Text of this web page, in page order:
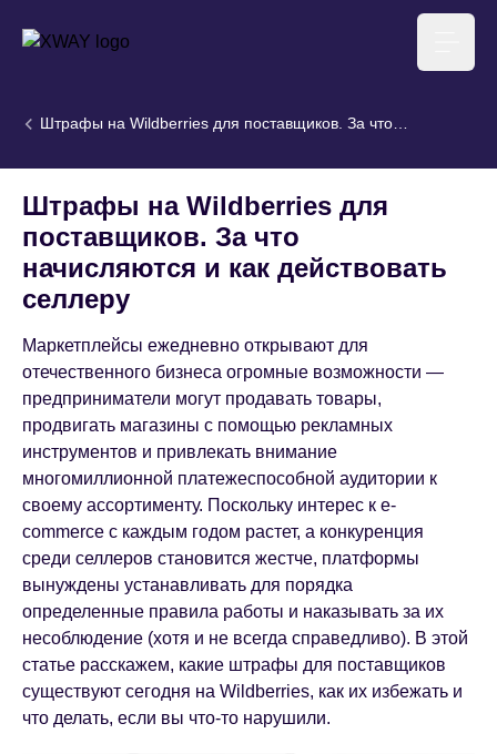
XWAY агентство
Штрафы на Wildberries для поставщиков. За что
Штрафы на Wildberries для
поставщиков. За что
начисляются и как действовать
селлеру
Маркетплейсы ежедневно открывают для
отечественного бизнеса огромные возможности —
предприниматели могут продавать товары,
продвигать магазины с помощью рекламных
инструментов и привлекать внимание
многомиллионной платежеспособной аудитории к
своему ассортименту. Поскольку интерес к e-
commerce с каждым годом растет, а конкуренция
среди селлеров становится жестче, платформы
вынуждены устанавливать для порядка
определенные правила работы и наказывать за их
несоблюдение (хотя и не всегда справедливо). В этой
статье расскажем, какие штрафы для поставщиков
существуют сегодня на Wildberries, как их избежать и
что делать, если вы что-то нарушили.